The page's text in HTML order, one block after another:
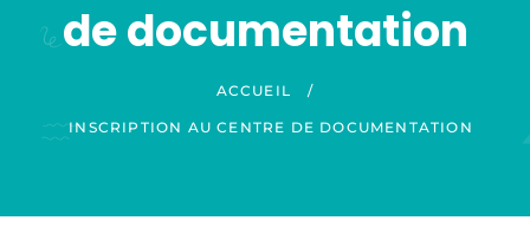
de documentation
ACCUEIL /
INSCRIPTION AU CENTRE DE DOCUMENTATION